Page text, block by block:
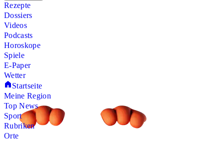
Rezepte
Dossiers
Videos
Podcasts
Horoskope
Spiele
E-Paper
Wetter
Startseite
Meine Region
Top News
Sport
Rubriken
Orte